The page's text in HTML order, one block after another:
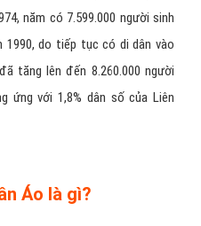
năm có 7.599.000 người sinh
1990, do tiếp tục có di dân vào
đã tăng lên đến 8.260.000 người
ứng với 1,8% dân số của Liên
Áo là gì?